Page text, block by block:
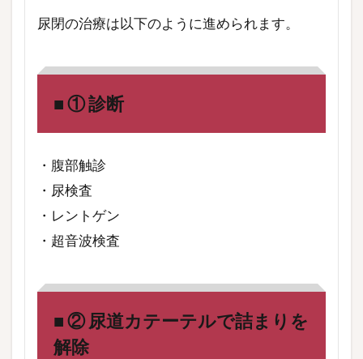
尿閉の治療は以下のように進められます。
■ ① 診断
・腹部触診
・尿検査
・レントゲン
・超音波検査
■ ② 尿道カテーテルで詰まりを
解除